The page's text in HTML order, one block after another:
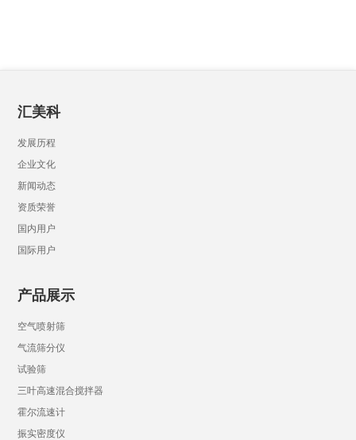
汇美科
发展历程
企业文化
新闻动态
资质荣誉
国内用户
国际用户
产品展示
空气喷射筛
气流筛分仪
试验筛
三叶高速混合搅拌器
霍尔流速计
振实密度仪